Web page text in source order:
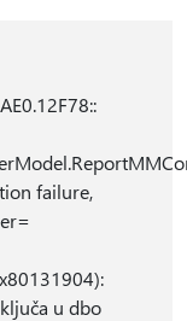
failure,
u dbo